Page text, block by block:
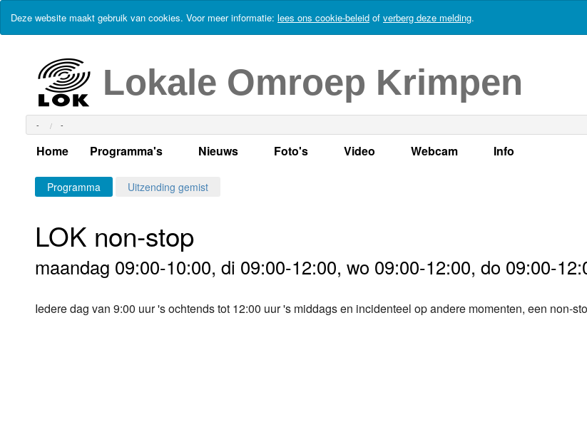
Deze website maakt gebruik van cookies. Voor meer informatie: lees ons cookie-beleid of verberg deze melding.
Lokale Omroep Krimpen
- -
Home Programma's
Alle dagen
Per dag
Dinsdag
Woensdag
Alle programma's
Uitzending gemist?
Nieuws
Actueel Lokaal Nieuws
Columns
RSS feed
Foto's
Smoelenboek
Video Webcam Info
Vacatures
Programma Uitzending gemist
LOK non-stop
maandag 09:00-10:00, di 09:00-12:00, wo 09:00-12:00, do 09:00-
Iedere dag van 9:00 uur 's ochtends tot 12:00 uur 's middags en incidenteel op andere momenten, een non-